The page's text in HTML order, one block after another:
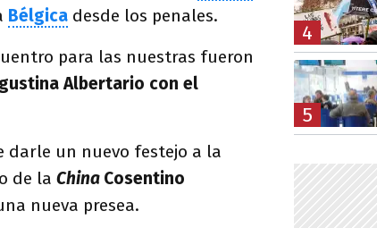
Bélgica desde los penales.
para las nuestras fueron
Albertario con el
darle un nuevo festejo a la
de la China Cosentino
nueva presea.
4
5